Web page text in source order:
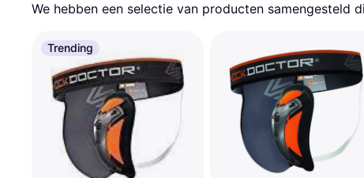
We hebben een selectie van producten samengesteld
Trending